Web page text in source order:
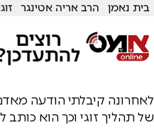
בית נאמן הרב אריה אטינגר
לאחרונה קיבלתי הודעה
של תהליך זוגי וכך הוא כותב